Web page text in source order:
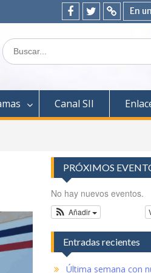
En
Facebook
TwitterClickEdu
Buscar:
Canal SII
PRÓXIMOS
No hay nuevos eventos.
Añadir
Entradas recientes
Última semana con